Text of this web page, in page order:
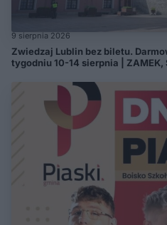
9 sierpnia 2026
Zwiedzaj Lublin bez biletu.
tygodniu 10-14 sierpnia | ZAMEK,